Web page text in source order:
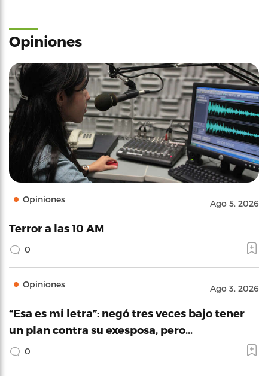
Opiniones
Opiniones Ago 5, 2026
Terror a las 10 AM
0
Opiniones Ago 3, 2026
“Esa es mi letra”: negó tres veces bajo tener
un plan contra su exesposa, pero…
0